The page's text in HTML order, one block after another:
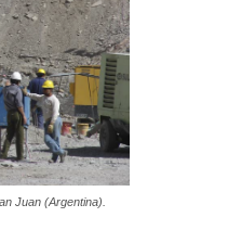
Juan (Argentina).